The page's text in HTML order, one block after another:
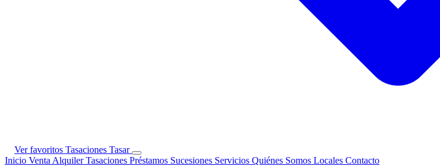
Ver favoritos Tasaciones Tasar
Inicio Venta AlquilerTasaciones Préstamos Sucesiones Servicios Quiénes Somos Locales Contacto